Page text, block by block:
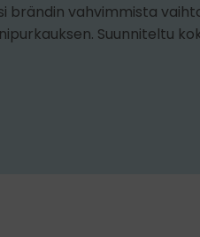
brändin vahvimmista
Suunniteltu